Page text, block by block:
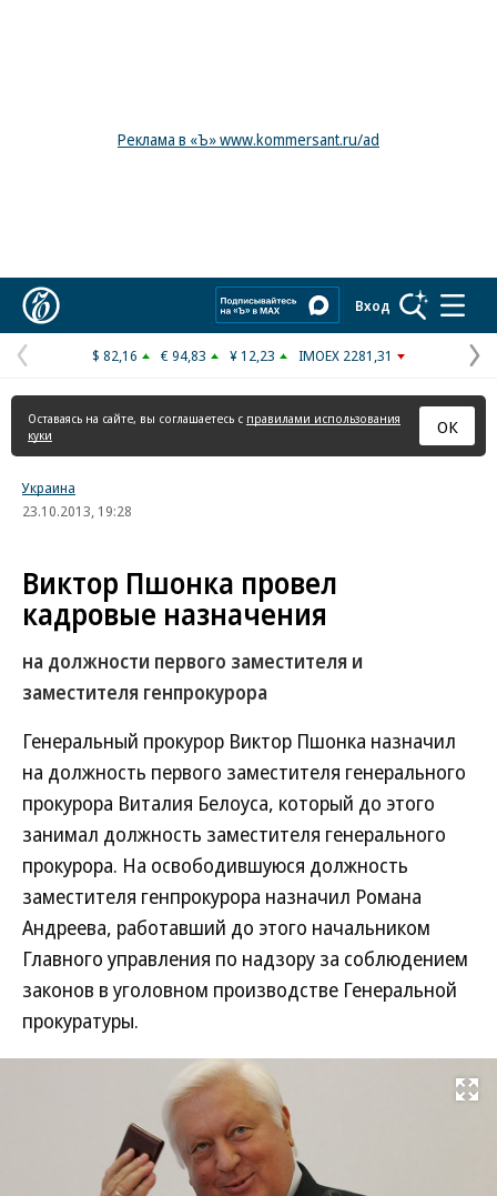
Реклама в «Ъ» www.kommersant.ru/ad
Вход
Предыдущая
страница
$ 82,16 € 94,83 ¥ 12,23 IMOEX 2281,31
Оставаясь на сайте, вы соглашаетесь с правилами использования
куки
ОК
Украина
23.10.2013, 19:28
Виктор Пшонка провел
кадровые назначения
на должности первого заместителя и
заместителя генпрокурора
Генеральный прокурор Виктор Пшонка назначил
на должность первого заместителя генерального
прокурора Виталия Белоуса, который до этого
занимал должность заместителя генерального
прокурора. На освободившуюся должность
заместителя генпрокурора назначил Романа
Андреева, работавший до этого начальником
Главного управления по надзору за соблюдением
законов в уголовном производстве Генеральной
прокуратуры.
Развернуть